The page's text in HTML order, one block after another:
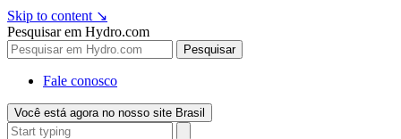
Skip to content ↘
Pesquisar em Hydro.com
Pesquisar
Fale conosco
Você está agora no nosso site Brasil